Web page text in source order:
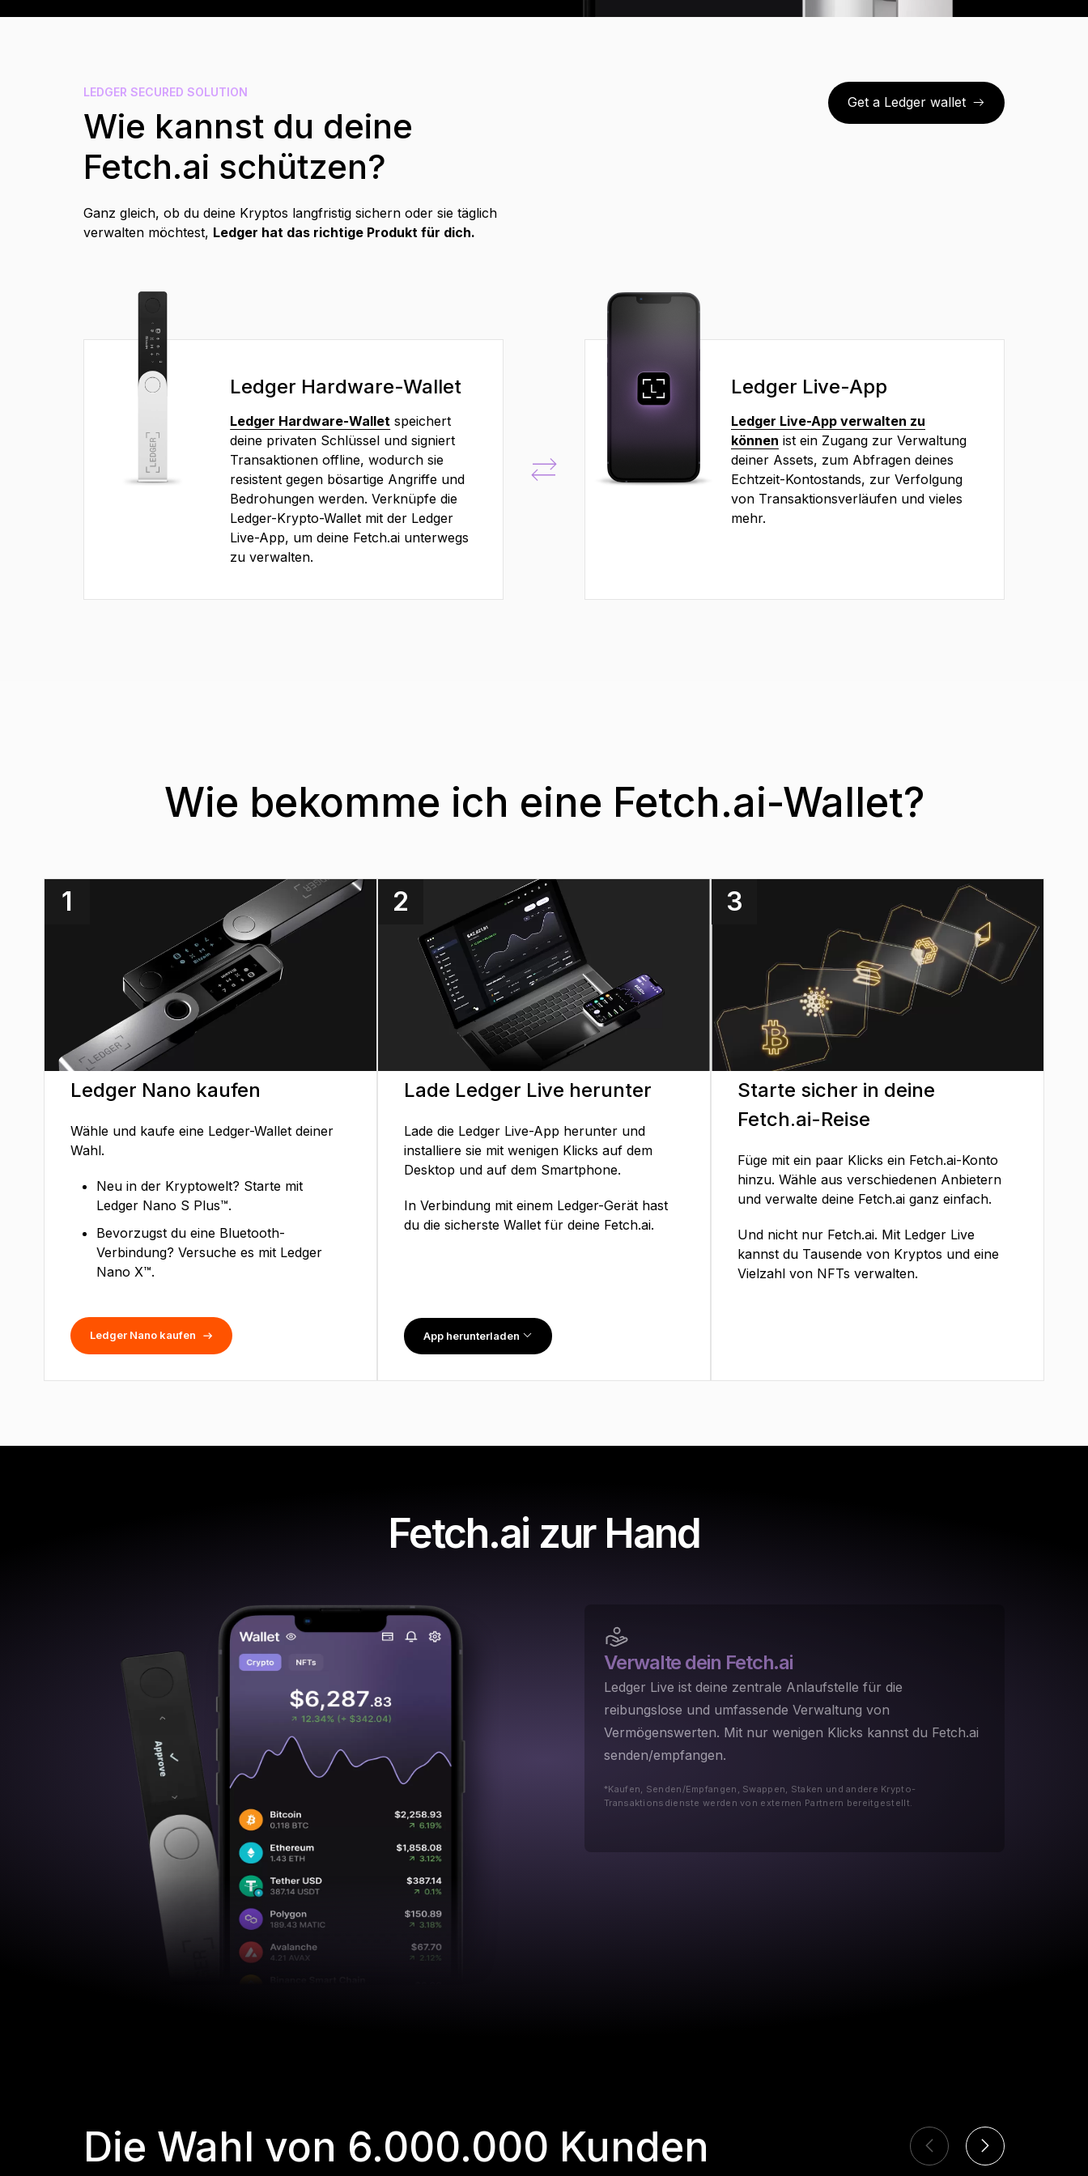
LEDGER SECURED SOLUTION
Wie kannst du deine
Fetch.ai schützen?
Ganz gleich, ob du deine Kryptos langfristig sichern oder sie täglich
verwalten möchtest, Ledger hat das richtige Produkt für dich.
Get a Ledger wallet
Ledger Hardware-Wallet
Ledger Hardware-Wallet speichert
deine privaten Schlüssel und signiert
Transaktionen offline, wodurch sie
resistent gegen bösartige Angriffe und
Bedrohungen werden. Verknüpfe die
Ledger-Krypto-Wallet mit der Ledger
Live-App, um deine Fetch.ai unterwegs
zu verwalten.
Ledger Live-App
Ledger Live-App verwalten zu
können ist ein Zugang zur Verwaltung
deiner Assets, zum Abfragen deines
Echtzeit-Kontostands, zur Verfolgung
von Transaktionsverläufen und vieles
mehr.
Wie bekomme ich eine Fetch.ai-Wallet?
1
Ledger Nano kaufen
Wähle und kaufe eine Ledger-Wallet deiner
Wahl.
Neu in der Kryptowelt? Starte mit
Ledger Nano S Plus™.
Bevorzugst du eine Bluetooth-
Verbindung? Versuche es mit Ledger
Nano X™.
Ledger Nano kaufen
2
Lade Ledger Live herunter
Lade die Ledger Live-App herunter und
installiere sie mit wenigen Klicks auf dem
Desktop und auf dem Smartphone.
In Verbindung mit einem Ledger-Gerät hast
du die sicherste Wallet für deine Fetch.ai.
App herunterladen
3
Starte sicher in deine
Fetch.ai-Reise
Füge mit ein paar Klicks ein Fetch.ai-Konto
hinzu. Wähle aus verschiedenen Anbietern
und verwalte deine Fetch.ai ganz einfach.
Und nicht nur Fetch.ai. Mit Ledger Live
kannst du Tausende von Kryptos und eine
Vielzahl von NFTs verwalten.
Fetch.ai zur Hand
Verwalte dein Fetch.ai
Ledger Live ist deine zentrale Anlaufstelle für die
reibungslose und umfassende Verwaltung von
Vermögenswerten. Mit nur wenigen Klicks kannst du Fetch.ai
senden/empfangen.
*Kaufen, Senden/Empfangen, Swappen, Staken und andere Krypto-
Transaktionsdienste werden von externen Partnern bereitgestellt.
Die Wahl von 6.000.000 Kunden